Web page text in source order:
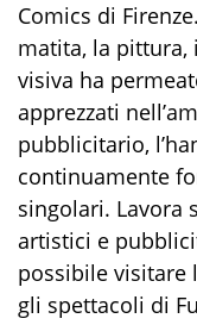
Comics di
matita, la pittura,
visiva ha
apprezzati
pubblicitario,
continuamente
singolari. Lavora
artistici e
possibile visitare
gli spettacoli di